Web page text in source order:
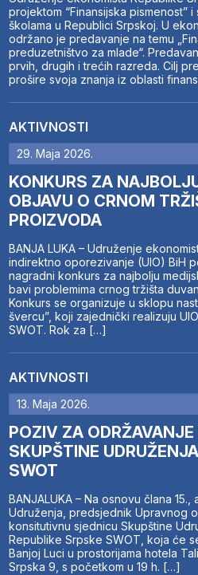
projektom “Finansijska pismenost”
školama u Republici Srpskoj. U
održano je predavanje na temu
preduzetništvo za mlade“.
prvih, drugih i trećih razreda. Cilj
prošire svoja znanja iz oblasti
AKTIVNOSTI
29. Maja 2026.
KONKURS ZA
OBJAVU O CRNOM
PROIZVODA
BANJA LUKA – Udruženje
indirektno oporezivanje (UIO) BiH
nagradni konkurs za najbolju
bavi problemima crnog tržišta
Konkurs se organizuje u sklopu
švercu”, koji zajednički realizuju
SWOT. Rok za […]
AKTIVNOSTI
13. Maja 2026.
POZIV ZA ODRŽAVANJE
SKUPŠTINE
SWOT
BANJALUKA – Na osnovu člana 15.,
Udruženja, predsjednik Upravnog
konsitutivnu sjednicu Skupštine
Republike Srpske SWOT, koja će
Banjoj Luci u prostorijama hotela
Srpska 9, s početkom u 19 h. […]